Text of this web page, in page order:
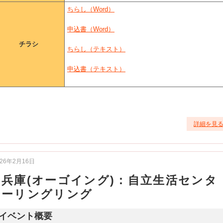
チラシ
ちらし（Word）
申込書（Word）
ちらし（テキスト）
申込書（テキスト）
詳細を見る
年2月16日
兵庫(オーゴイング)：自立生活センタ
ーリングリング
ベント概要